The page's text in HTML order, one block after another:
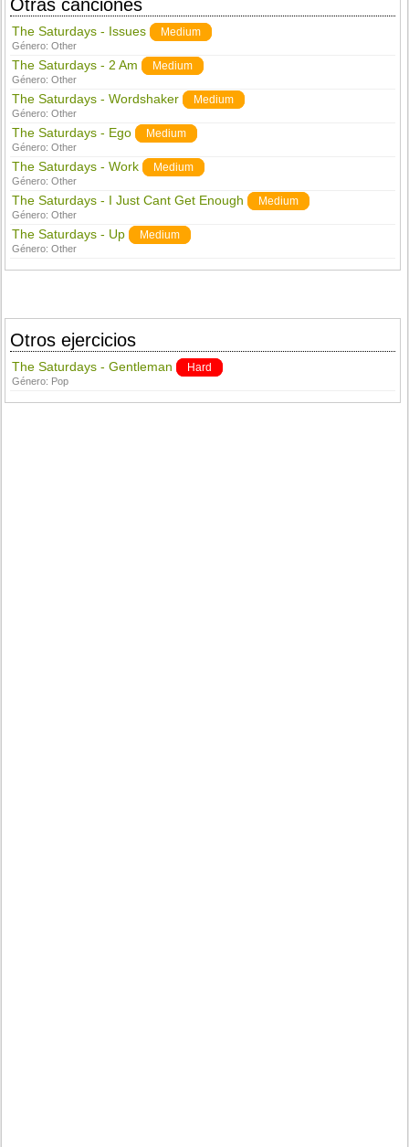
Otras canciones
The Saturdays - Issues Medium
Género:Other
The Saturdays - 2 Am Medium
Género:Other
The Saturdays - Wordshaker Medium
Género:Other
The Saturdays - Ego Medium
Género:Other
The Saturdays - Work Medium
Género:Other
The Saturdays - I Just Cant Get Enough Medium
Género:Other
The Saturdays - Up Medium
Género:Other
Otros ejercicios
The Saturdays - Gentleman Hard
Género: Pop